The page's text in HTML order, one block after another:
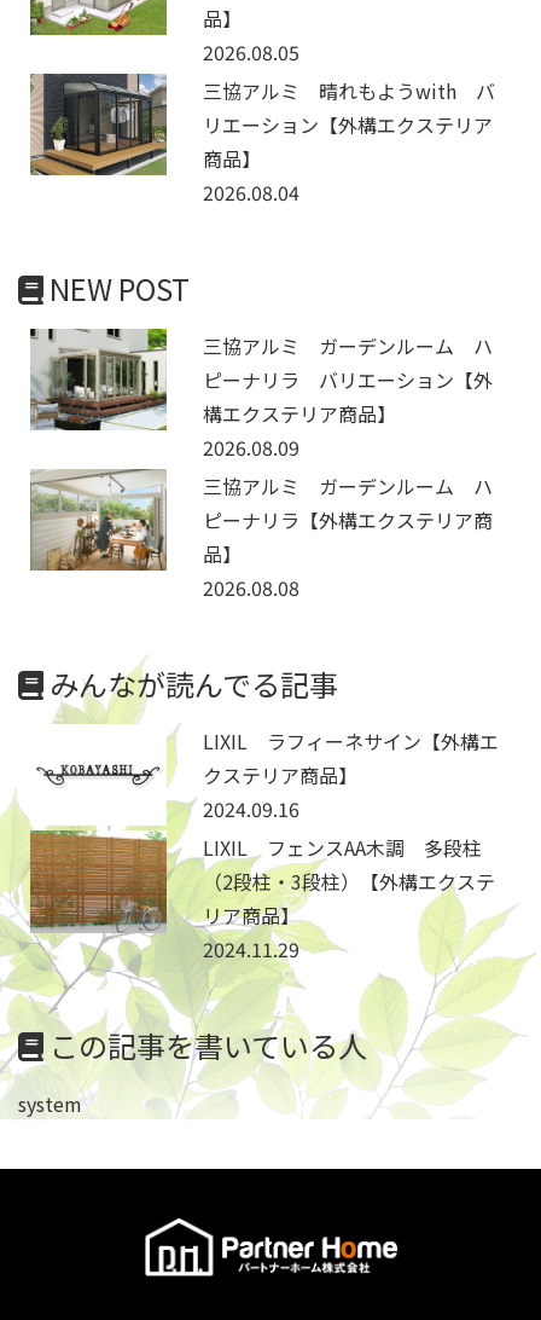
品】
2026.08.05
三協アルミ 晴れもようwith バ
リエーション【外構エクステリア
商品】
2026.08.04
NEW POST
三協アルミ ガーデンルーム ハ
ピーナリラ バリエーション【外
構エクステリア商品】
2026.08.09
三協アルミ ガーデンルーム ハ
ピーナリラ【外構エクステリア商
品】
2026.08.08
みんなが読んでる記事
LIXIL ラフィーネサイン【外構エ
クステリア商品】
2024.09.16
LIXIL フェンスAA木調 多段柱
（2段柱・3段柱）【外構エクステ
リア商品】
2024.11.29
この記事を書いている人
system